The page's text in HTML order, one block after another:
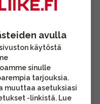
avulla
käytöstä
sinulle
tarjouksia.
muuttaa asetuksiasi
-linkistä. Lue